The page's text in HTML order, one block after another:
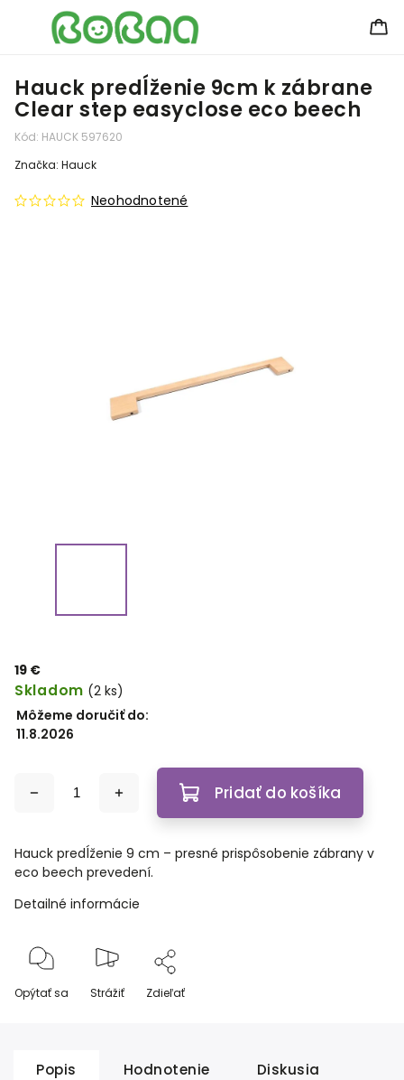
Hauck predĺženie 9cm k zábrane
Clear step easyclose eco beech
Kód: HAUCK 597620
Neohodnotené
Značka: Hauck
19 €
Skladom (2 ks)
Môžeme doručiť do:
11.8.2026
Pridať do košíka
Hauck predĺženie 9 cm – presné prispôsobenie zábrany v
eco beech prevedení.
Detailné informácie
Opýtať sa Strážiť Zdieľať
Popis Hodnotenie Diskusia